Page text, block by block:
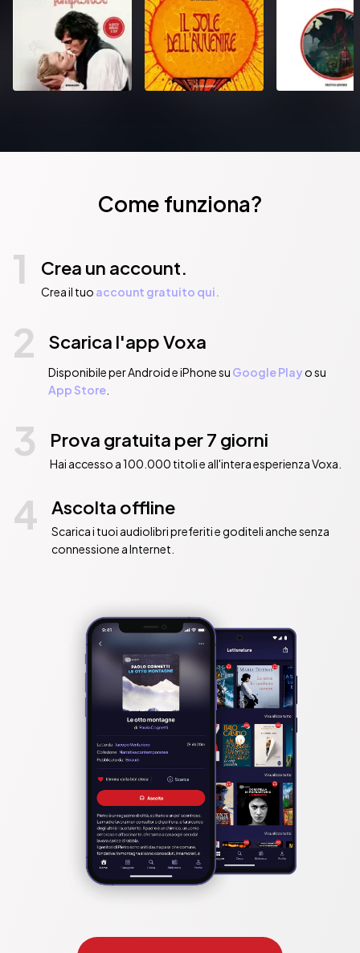
Come funziona?
1 Crea un account.
Crea il tuo account gratuito qui.
2 Scarica l'app Voxa
Disponibile per Android e iPhone su Google Playo su
App Store.
3 Prova gratuita per 7 giorni
Hai accesso a 100.000 titoli e all'intera esperienza Voxa.
4 Ascolta offline
Scarica i tuoi audiolibri preferiti e goditeli anche senza
connessione a Internet.